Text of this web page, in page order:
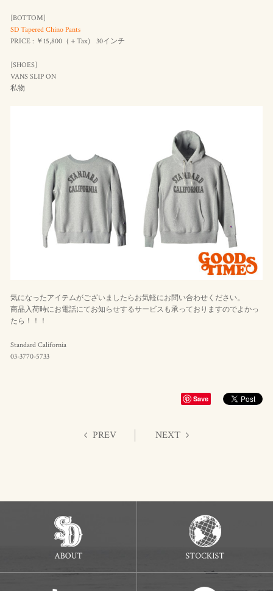
[BOTTOM]
SD Tapered Chino Pants
PRICE : ￥15,800（＋Tax） 30インチ
[SHOES]
VANS SLIP ON
私物
気になったアイテムがございましたらお気軽にお問い合わせください。
商品入荷時にお電話にてお知らせするサービスも承っておりますのでよかっ
たら！！！
Standard California
03-3770-5733
Save
PREV NEXT